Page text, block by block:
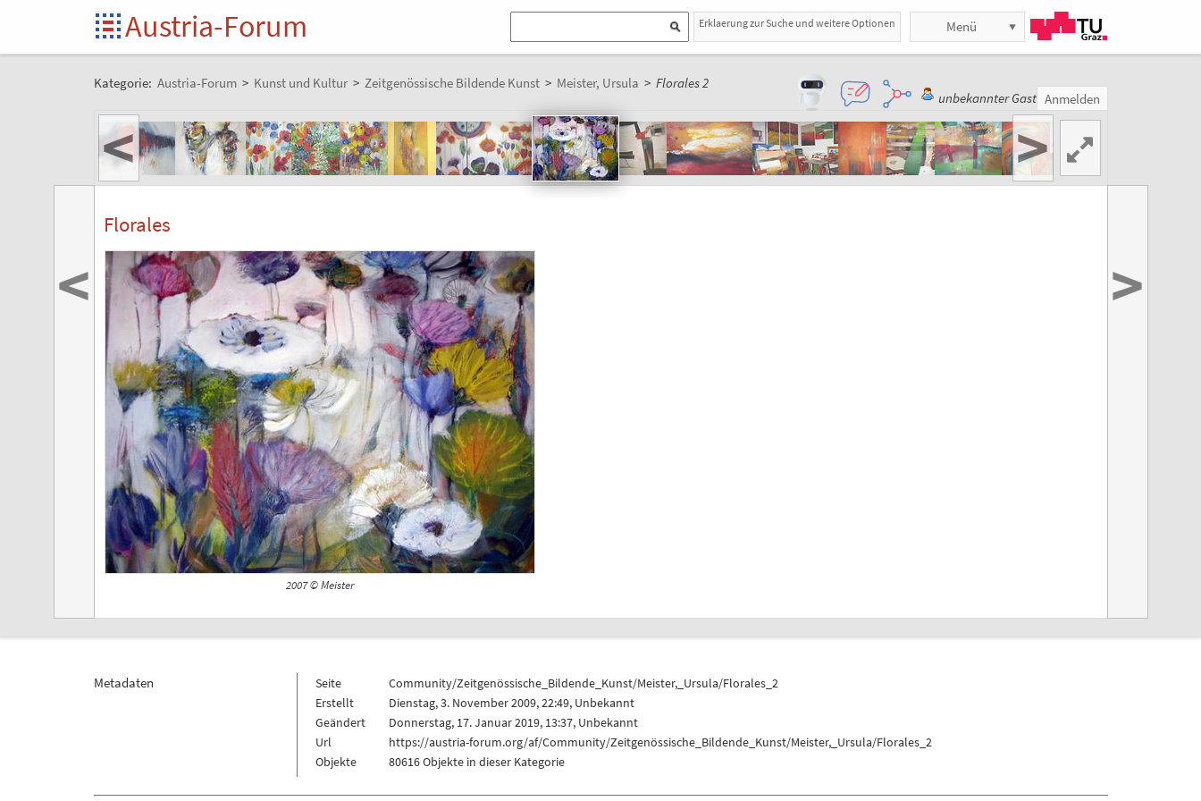
Austria-Forum Erklaerung zur Suche und weitere Optionen Menü
Kategorie: Austria-Forum > Kunst und Kultur > Zeitgenössische Bildende Kunst > Meister, Ursula > Florales 2
unbekannter Gast Anmelden
< >
Florales
2007 © Meister
< >
Metadaten Seite
Community/Zeitgenössische_Bildende_Kunst/Meister,_Ursula/Florales_2
Erstellt
Dienstag, 3. November 2009, 22:49, Unbekannt
Geändert
Donnerstag, 17. Januar 2019, 13:37, Unbekannt
Url
https://austria-forum.org/af/Community/Zeitgenössische_Bildende_Kunst/Meister,_Ursula/Florales_2
Objekte
80616 Objekte in dieser Kategorie